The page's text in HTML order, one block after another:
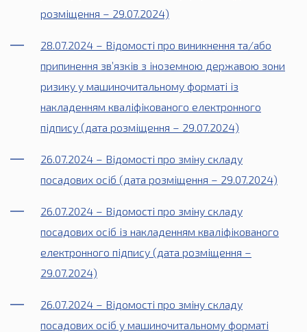
розміщення – 29.07.2024)
28.07.2024 – Відомості про виникнення та/або
припинення зв’язків з іноземною державою зони
ризику у машиночитальному форматі із
накладенням кваліфікованого електронного
підпису (дата розміщення – 29.07.2024)
26.07.2024 – Відомості про зміну складу
посадових осіб (дата розміщення – 29.07.2024)
26.07.2024 – Відомості про зміну складу
посадових осіб із накладенням кваліфікованого
електронного підпису (дата розміщення –
29.07.2024)
26.07.2024 – Відомості про зміну складу
посадових осіб у машиночитальному форматі